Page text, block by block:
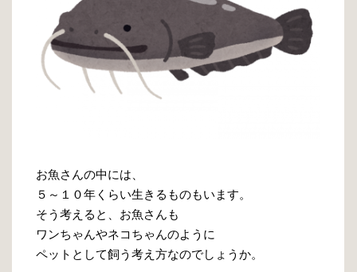
お魚さんの中には、
５～１０年くらい生きるものもいます。
そう考えると、お魚さんも
ワンちゃんやネコちゃんのように
ペットとして飼う考え方なのでしょうか。